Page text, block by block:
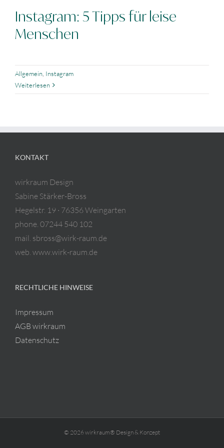
Instagram: 5 Tipps für leise
Menschen
Allgemein Instagram
Weiterlesen
KONTAKT
wirkraum Design
Sabine Stärker-Bross
Hegelstr. 19 · 76356 Weingarten
phone. 07244 540 102
mail. sbross@wirk-raum.de
web. www.wirk-raum.de
RECHTLICHE HINWEISE
Impressum
AGB wirkraum
Datenschutz
© 2026 wirkraum® Design & Konzept